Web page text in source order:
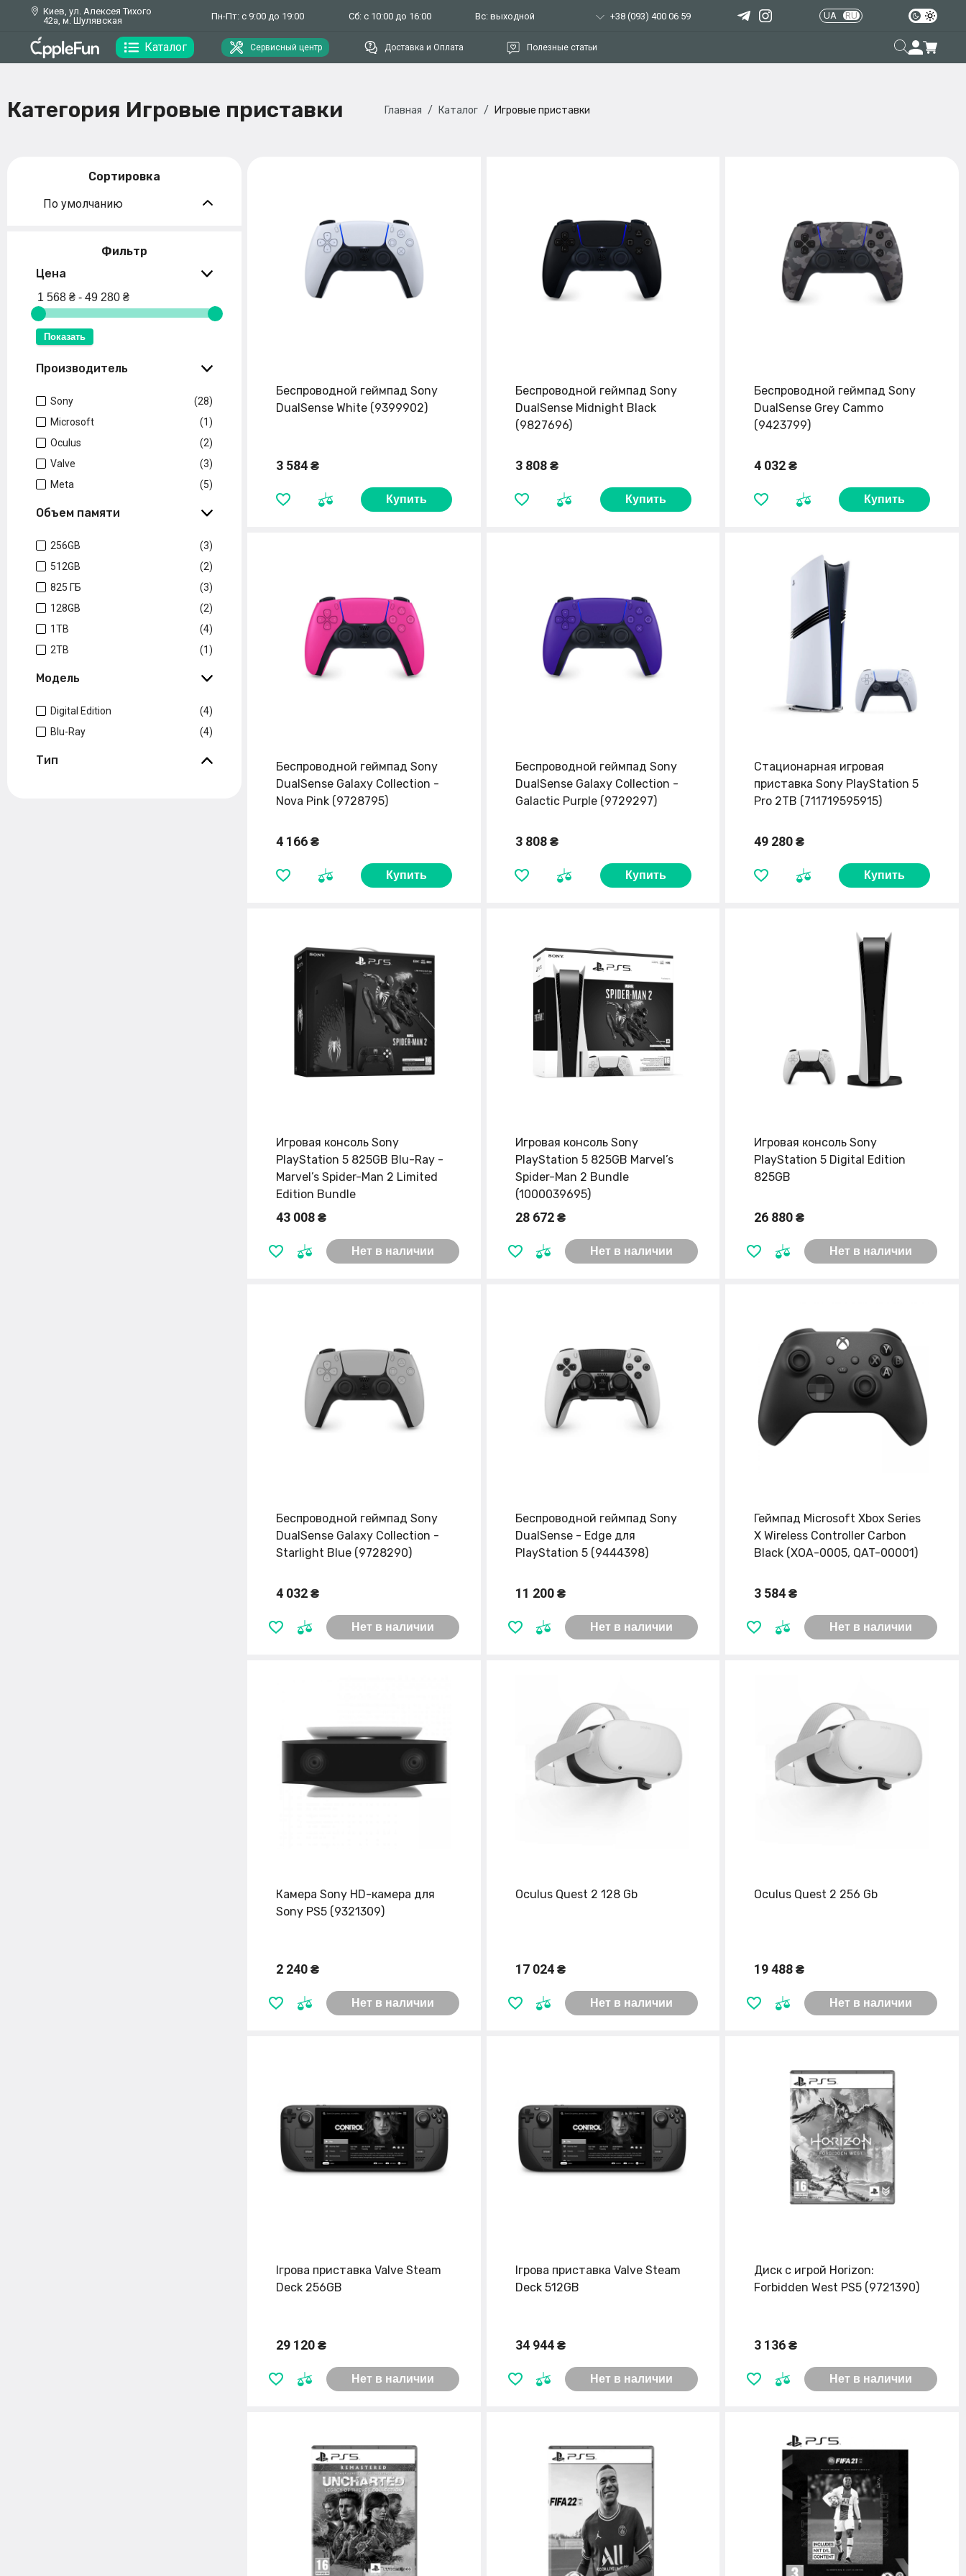
Киев, ул. Алексея Тихого
42а, м. Шулявская
Пн-Пт: с 9:00 до 19:00 Сб: с 10:00 до 16:00 Вс: выходной +38 (093) 400 06 59 UA RU
Каталог Сервисный центр Доставка и Оплата Полезные статьи
Категория Игровые приставки Главная Каталог Игровые приставки
Сортировка
По умолчанию
Фильтр
Цена
Показать
Производитель
Sony
(28)
Microsoft
(1)
Oculus
(2)
Valve
(3)
Meta
(5)
Объем памяти
256GB
(3)
512GB
(2)
825 ГБ
(3)
128GB
(2)
1TB
(4)
2TB
(1)
Модель
Digital Edition
(4)
Blu-Ray
(4)
Тип
Беспроводной геймпад Sony
DualSense White (9399902)
3 584 ₴
Купить
Беспроводной геймпад Sony
DualSense Midnight Black
(9827696)
3 808 ₴
Купить
Беспроводной геймпад Sony
DualSense Grey Cammo
(9423799)
4 032 ₴
Купить
Беспроводной геймпад Sony
DualSense Galaxy Collection -
Nova Pink (9728795)
4 166 ₴
Купить
Беспроводной геймпад Sony
DualSense Galaxy Collection -
Galactic Purple (9729297)
3 808 ₴
Купить
Стационарная игровая
приставка Sony PlayStation 5
Pro 2TB (711719595915)
49 280 ₴
Купить
Игровая консоль Sony
PlayStation 5 825GB Blu-Ray -
Marvel’s Spider-Man 2 Limited
Edition Bundle
43 008 ₴
Нет в наличии
Игровая консоль Sony
PlayStation 5 825GB Marvel’s
Spider-Man 2 Bundle
(1000039695)
28 672 ₴
Нет в наличии
Игровая консоль Sony
PlayStation 5 Digital Edition
825GB
26 880 ₴
Нет в наличии
Беспроводной геймпад Sony
DualSense Galaxy Collection -
Starlight Blue (9728290)
4 032 ₴
Нет в наличии
Беспроводной геймпад Sony
DualSense - Edge для
PlayStation 5 (9444398)
11 200 ₴
Нет в наличии
Геймпад Microsoft Xbox Series
X Wireless Controller Carbon
Black (XOA-0005, QAT-00001)
3 584 ₴
Нет в наличии
Камера Sony HD-камера для
Sony PS5 (9321309)
2 240 ₴
Нет в наличии
Oculus Quest 2 128 Gb
17 024 ₴
Нет в наличии
Oculus Quest 2 256 Gb
19 488 ₴
Нет в наличии
Ігрова приставка Valve Steam
Deck 256GB
29 120 ₴
Нет в наличии
Ігрова приставка Valve Steam
Deck 512GB
34 944 ₴
Нет в наличии
Диск с игрой Horizon:
Forbidden West PS5 (9721390)
3 136 ₴
Нет в наличии